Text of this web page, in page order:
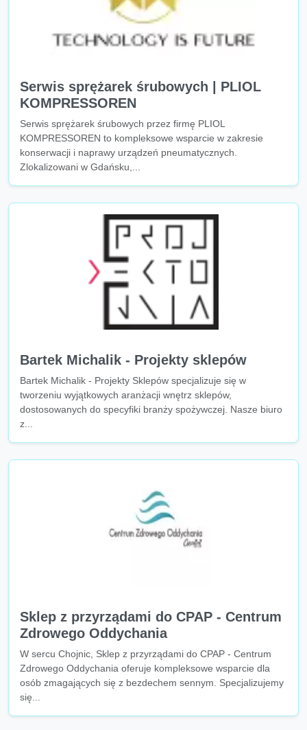
Serwis sprężarek śrubowych | PLIOL
KOMPRESSOREN
Serwis sprężarek śrubowych przez firmę PLIOL
KOMPRESSOREN to kompleksowe wsparcie w zakresie
konserwacji i naprawy urządzeń pneumatycznych.
Zlokalizowani w Gdańsku,...
Bartek Michalik - Projekty sklepów
Bartek Michalik - Projekty Sklepów specjalizuje się w
tworzeniu wyjątkowych aranżacji wnętrz sklepów,
dostosowanych do specyfiki branży spożywczej. Nasze biuro
z...
Sklep z przyrządami do CPAP - Centrum
Zdrowego Oddychania
W sercu Chojnic, Sklep z przyrządami do CPAP - Centrum
Zdrowego Oddychania oferuje kompleksowe wsparcie dla
osób zmagających się z bezdechem sennym. Specjalizujemy
się...